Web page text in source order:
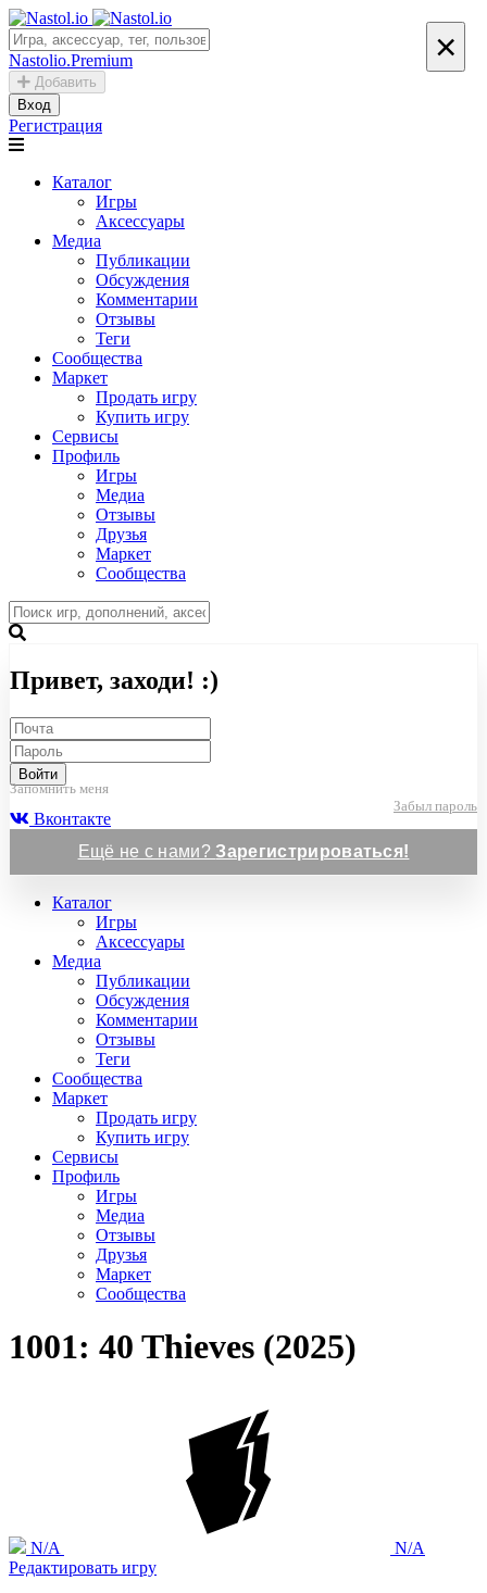
Nastolio.Premium
Добавить
Вход
Регистрация
Каталог
Игры
Аксессуары
Медиа
Публикации
Обсуждения
Комментарии
Отзывы
Теги
Сообщества
Маркет
Продать игру
Купить игру
Сервисы
Профиль
Игры
Медиа
Отзывы
Друзья
Маркет
Сообщества
×
Привет, заходи! :)
Войти
Запомнить меня
Забыл пароль
Вконтакте
Ещё не с нами?Зарегистрироваться!
Каталог
Игры
Аксессуары
Медиа
Публикации
Обсуждения
Комментарии
Отзывы
Теги
Сообщества
Маркет
Продать игру
Купить игру
Сервисы
Профиль
Игры
Медиа
Отзывы
Друзья
Маркет
Сообщества
1001: 40 Thieves (2025)
N/A
N/A
Редактировать игру